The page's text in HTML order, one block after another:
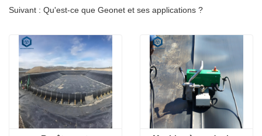
Suivant : Qu'est-ce que Geonet et ses applications ?